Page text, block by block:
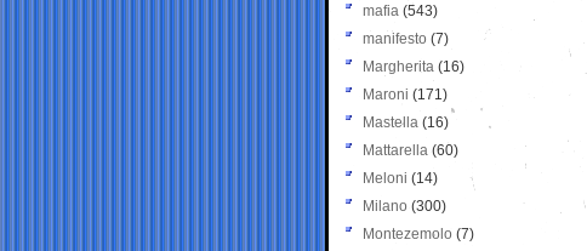
mafia (543)
manifesto (7)
Margherita (16)
Maroni (171)
Mastella (16)
Mattarella (60)
Meloni (14)
Milano (300)
Montezemolo (7)